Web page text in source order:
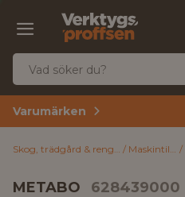
Varumärken
Skog, trädgård & rengöring Maskintillbehör
METABO 628439000